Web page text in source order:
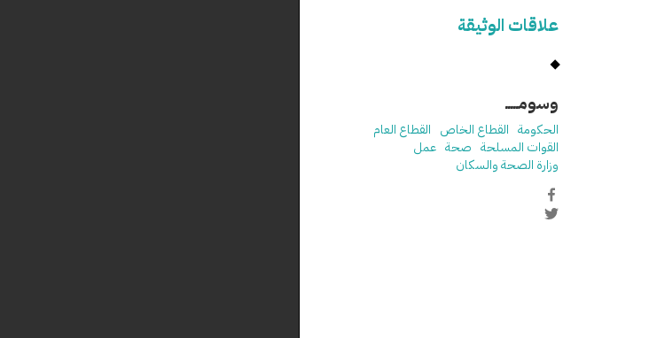
علاقات الوثيقة
وسومـــــ
الحكومة القطاع الخاص القطاع العام
القوات المسلحة صحة عمل
وزارة الصحة والسكان